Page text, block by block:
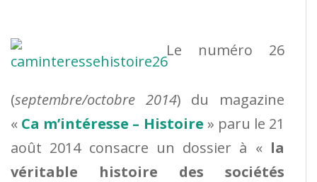
Le numéro 26
(septembre/octobre 2014) du magazine
« Ca m’intéresse – Histoire » paru le 21
août 2014 consacre un dossier à « la
véritable histoire des sociétés